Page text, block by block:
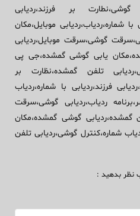
گوشی،نطارت بر فرزند،ردیابی
شماره،ردیاب،ردیابی موبایل،مکان
گوشی،سرقت موبایل،ردیابی
یابی گوشی گمشده،جی پی
تلفن گمشده،نظارت بر
فرزند،ردیابی با شماره،ردیاب
ردیاب،ردیابی گوشی،سرقت
گمشده،ردیابی گوشی گمشده،مکان
شماره،کنترل گوشی،ردیابی تلفن
نظر بدهید :